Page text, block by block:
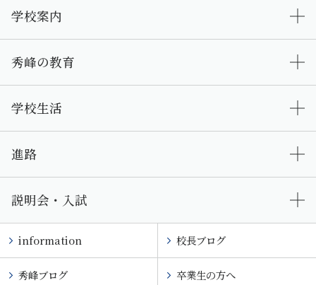
学校案内
秀峰の教育
学校生活
進路
説明会・入試
information 校長ブログ
秀峰ブログ 卒業生の方へ